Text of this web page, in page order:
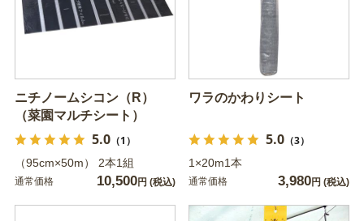
ニチノームシコン（R）
（菜園マルチシート）
5.0（1）
（95cm×50m） 2本1組
通常価格 10,500円 (税込)
ワラのかわりシート
5.0（3）
1×20m1本
通常価格 3,980円 (税込)